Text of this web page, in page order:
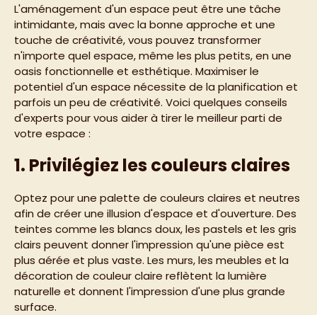
L'aménagement d'un espace peut être une tâche
intimidante, mais avec la bonne approche et une
touche de créativité, vous pouvez transformer
n'importe quel espace, même les plus petits, en une
oasis fonctionnelle et esthétique. Maximiser le
potentiel d'un espace nécessite de la planification et
parfois un peu de créativité. Voici quelques conseils
d'experts pour vous aider à tirer le meilleur parti de
votre espace :
1. Privilégiez les couleurs claires
Optez pour une palette de couleurs claires et neutres
afin de créer une illusion d'espace et d'ouverture. Des
teintes comme les blancs doux, les pastels et les gris
clairs peuvent donner l'impression qu'une pièce est
plus aérée et plus vaste. Les murs, les meubles et la
décoration de couleur claire reflètent la lumière
naturelle et donnent l'impression d'une plus grande
surface.